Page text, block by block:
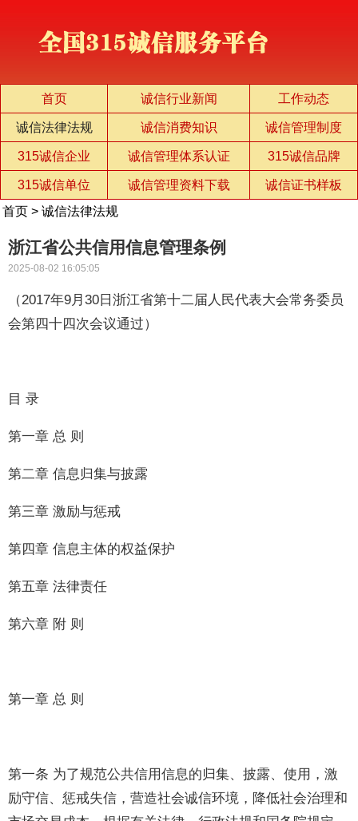
首页 诚信行业新闻 工作动态
诚信法律法规 诚信消费知识 诚信管理制度
315诚信企业 诚信管理体系认证 315诚信品牌
315诚信单位 诚信管理资料下载
诚信证书样板
首页 > 诚信法律法规
浙江省公共信用信息管理条例
2025-08-02 16:05:05
（2017年9月30日浙江省第十二届人民代表大会常务委员
会第四十四次会议通过）
目 录
第一章 总 则
第二章 信息归集与披露
第三章 激励与惩戒
第四章 信息主体的权益保护
第五章 法律责任
第六章 附 则
第一章 总 则
第一条 为了规范公共信用信息的归集、披露、使用，激
励守信、惩戒失信，营造社会诚信环境，降低社会治理和